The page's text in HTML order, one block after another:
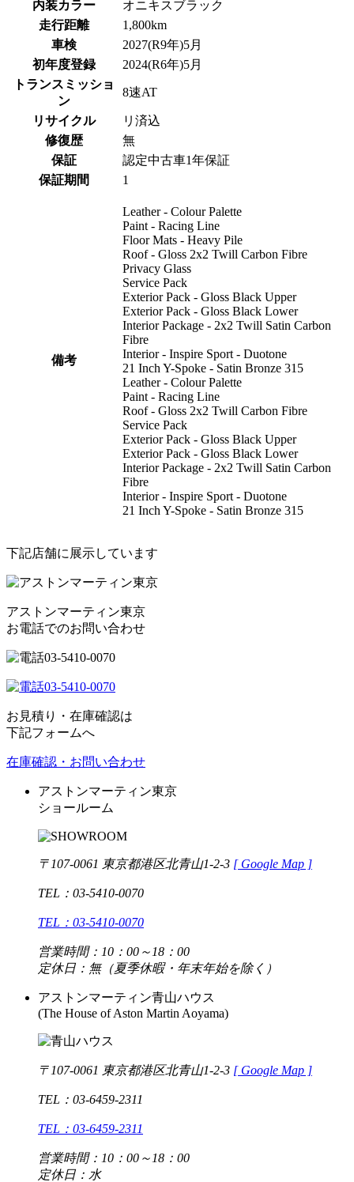
内装カラー
オニキスブラック
走行距離
1,800km
車検
2027(R9年)5月
初年度登録
2024(R6年)5月
トランスミッショ
ン
8速AT
リサイクル
リ済込
修復歴
無
保証
認定中古車1年保証
保証期間
1
備考
Leather - Colour Palette
Paint - Racing Line
Floor Mats - Heavy Pile
Roof - Gloss 2x2 Twill Carbon Fibre
Privacy Glass
Service Pack
Exterior Pack - Gloss Black Upper
Exterior Pack - Gloss Black Lower
Interior Package - 2x2 Twill Satin Carbon
Fibre
Interior - Inspire Sport - Duotone
21 Inch Y-Spoke - Satin Bronze 315
Leather - Colour Palette
Paint - Racing Line
Roof - Gloss 2x2 Twill Carbon Fibre
Service Pack
Exterior Pack - Gloss Black Upper
Exterior Pack - Gloss Black Lower
Interior Package - 2x2 Twill Satin Carbon
Fibre
Interior - Inspire Sport - Duotone
21 Inch Y-Spoke - Satin Bronze 315
下記店舗に展示しています
アストンマーティン東京
お電話でのお問い合わせ
03-5410-0070
03-5410-0070
お見積り・在庫確認は
下記フォームへ
在庫確認・お問い合わせ
アストンマーティン東京
ショールーム
〒107-0061 東京都港区北青山1-2-3 [ Google Map ]
TEL：03-5410-0070
TEL：03-5410-0070
営業時間：10：00～18：00
定休日：無（夏季休暇・年末年始を除く）
アストンマーティン青山ハウス
(The House of Aston Martin Aoyama)
〒107-0061 東京都港区北青山1-2-3 [ Google Map ]
TEL：03-6459-2311
TEL：03-6459-2311
営業時間：10：00～18：00
定休日：水